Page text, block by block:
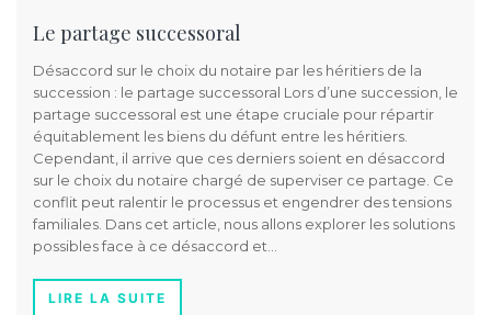
Le partage successoral
Désaccord sur le choix du notaire par les héritiers de la
succession : le partage successoral Lors d’une succession, le
partage successoral est une étape cruciale pour répartir
équitablement les biens du défunt entre les héritiers.
Cependant, il arrive que ces derniers soient en désaccord
sur le choix du notaire chargé de superviser ce partage. Ce
conflit peut ralentir le processus et engendrer des tensions
familiales. Dans cet article, nous allons explorer les solutions
possibles face à ce désaccord et…
LIRE LA SUITE